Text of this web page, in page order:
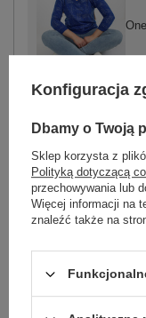
ciemny niebieski
Konfiguracja
Dbamy o Twoją
Sklep korzysta z
Polityką dotyczącą
przechowywania lub
Więcej informacji na
znaleźć także na